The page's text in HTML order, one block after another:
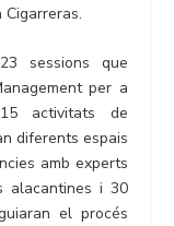
Cigarreras.
sessions que
per a
activitats de
diferents espais
amb experts
alacantines i 30
el procés